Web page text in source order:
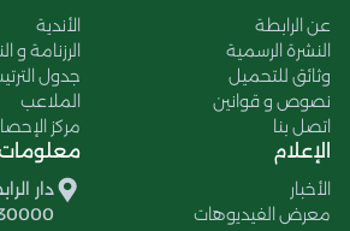
عن الرابطة
النشرة الرسمية
وثائق للتحميل
نصوص و قوانين
اتصل بنا
الأندية
الرزنامة و
جدول
الملاعب
مركز
الإعلام
الأخبار
معرض الفيديوهات
معلومات